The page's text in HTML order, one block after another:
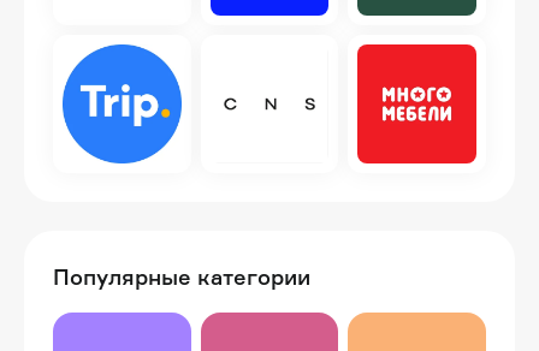
Популярные категории